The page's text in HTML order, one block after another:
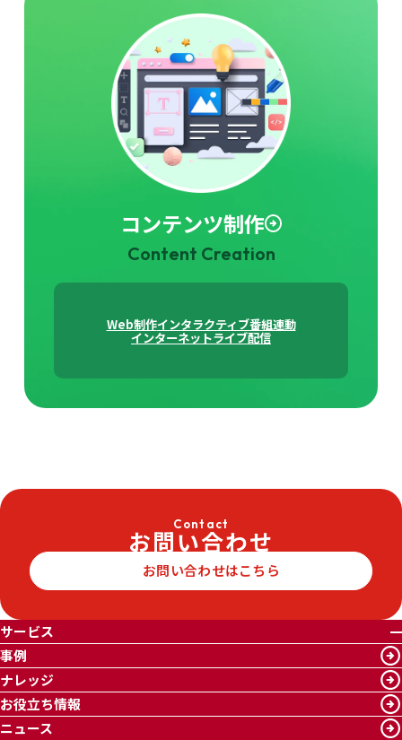
コンテンツ制作
Content Creation
Web制作インタラクティブ番組連動
インターネットライブ配信
Contact
お問い合わせ
お問い合わせはこちら
サービス
事例
ナレッジ
お役立ち情報
ニュース